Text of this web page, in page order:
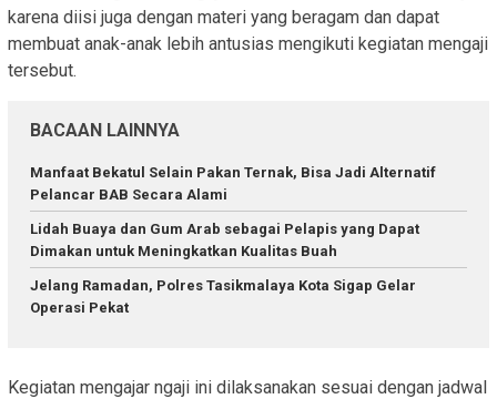
karena diisi juga dengan materi yang beragam dan dapat
membuat anak-anak lebih antusias mengikuti kegiatan mengaji
tersebut.
BACAAN LAINNYA
Manfaat Bekatul Selain Pakan Ternak, Bisa Jadi Alternatif
Pelancar BAB Secara Alami
Lidah Buaya dan Gum Arab sebagai Pelapis yang Dapat
Dimakan untuk Meningkatkan Kualitas Buah
Jelang Ramadan, Polres Tasikmalaya Kota Sigap Gelar
Operasi Pekat
Kegiatan mengajar ngaji ini dilaksanakan sesuai dengan jadwal